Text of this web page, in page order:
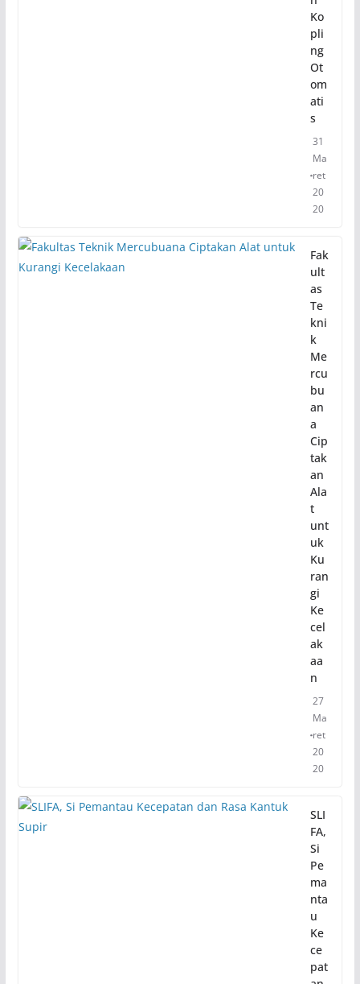
Ko
pli
ng
Ot
om
ati
s
31
Ma
ret
20
20
Fak
ult
as
Te
kni
k
Me
rcu
bu
an
a
Cip
tak
an
Ala
t
unt
uk
Ku
ran
gi
Ke
cel
ak
aa
n
27
Ma
ret
20
20
SLI
FA,
Si
Pe
ma
nta
u
Ke
ce
pat